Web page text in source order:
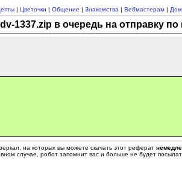
| Цветочки | Общение | Знакомства | Вебмастерам|
1337.zip в очередь на отправку по
зеркал, на которых вы можете скачать этот реферат
случае, робот запомнит вас и больше не будет